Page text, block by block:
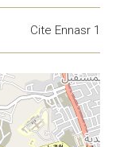
Cite Ennasr 1